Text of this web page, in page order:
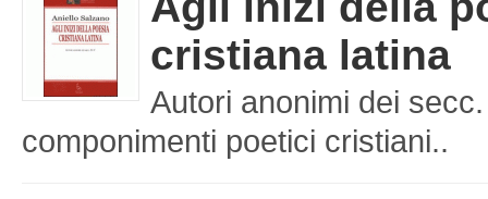
cristiana latina
Autori anonimi dei
componimenti poetici cristiani..